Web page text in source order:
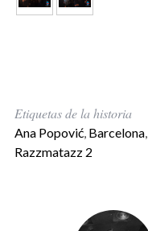
Etiquetas de la historia
Ana Popović, Barcelona,
Razzmatazz 2